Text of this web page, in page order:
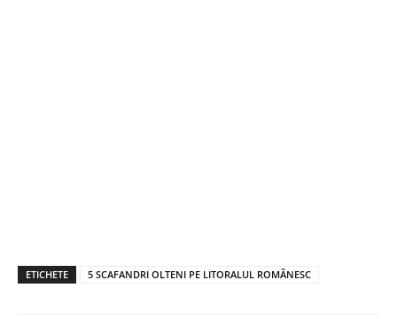
ETICHETE 5 SCAFANDRI OLTENI PE LITORALUL ROMÂNESC